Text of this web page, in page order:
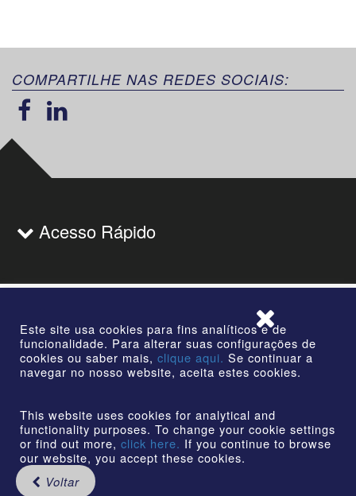
COMPARTILHE NAS REDES SOCIAIS:
Voltar
Acesso Rápido
Cruzeiro
Rua Dr. Othon Barcellos, 77 - Centro Cruzeiro | SP |
CEP: 12730-010
©2026 | AmstedMaxion Criando Caminhos | Todos os
Este site usa cookies para fins analíticos e de
funcionalidade. Para alterar suas configurações de
cookies ou saber mais, clique aqui. Se continuar a
navegar no nosso website, aceita estes cookies.
This website uses cookies for analytical and
functionality purposes. To change your cookie settings
or find out more, click here. If you continue to browse
our website, you accept these cookies.